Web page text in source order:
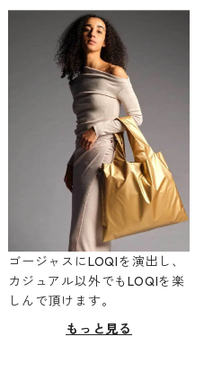
ゴージャスにLOQIを演出し、
カジュアル以外でもLOQIを楽
しんで頂けます。
もっと見る